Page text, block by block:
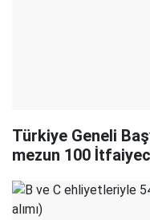
Türkiye Geneli
mezun 100